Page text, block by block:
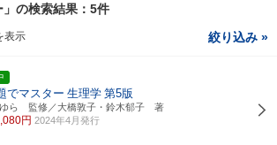
」の検索結果：5件
表示 絞り込み »
でマスター 生理学 第5版
ら 監修／大橋敦子・鈴木郁子 著
円 2024年4月発行